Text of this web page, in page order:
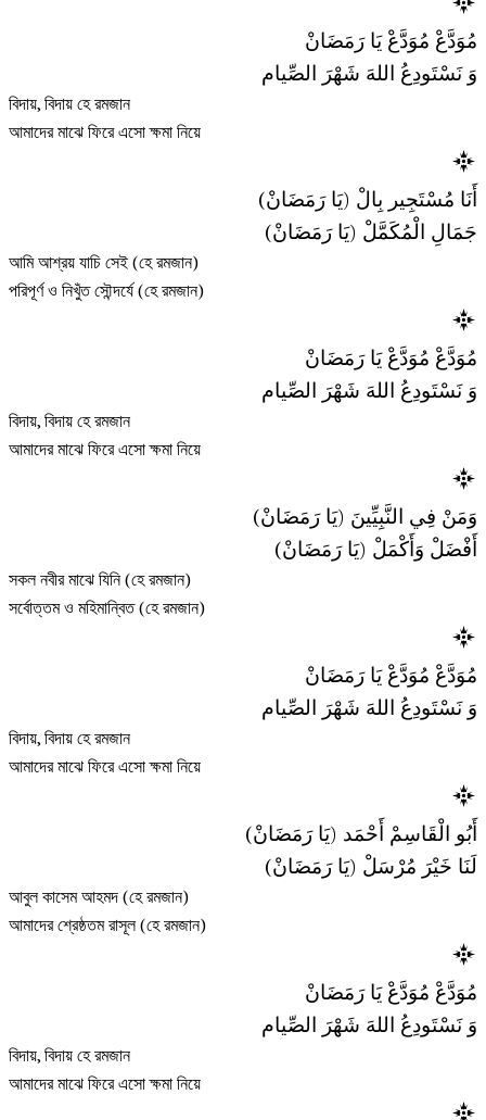
مُوَدَّعْ مُوَدَّعْ يَا رَمَضَانْ
وَ نَسْتَودِعُ اللهَ شَهْرَ الصِّيام
বিদায়, বিদায় হে রমজান
আমাদের মাঝে ফিরে এসো ক্ষমা নিয়ে
أَنَا مُسْتَجِير بِالْ (يَا رَمَضَانْ)
جَمَالِ الْمُكَمَّلْ (يَا رَمَضَانْ)
আমি আশ্রয় যাচি সেই (হে রমজান)
পরিপূর্ণ ও নিখুঁত সৌন্দর্যে (হে রমজান)
مُوَدَّعْ مُوَدَّعْ يَا رَمَضَانْ
وَ نَسْتَودِعُ اللهَ شَهْرَ الصِّيام
বিদায়, বিদায় হে রমজান
আমাদের মাঝে ফিরে এসো ক্ষমা নিয়ে
وَمَنْ فِي النَّبِيِّينَ (يَا رَمَضَانْ)
أَفْضَلْ وَأَكْمَلْ (يَا رَمَضَانْ)
সকল নবীর মাঝে যিনি (হে রমজান)
সর্বোত্তম ও মহিমান্বিত (হে রমজান)
مُوَدَّعْ مُوَدَّعْ يَا رَمَضَانْ
وَ نَسْتَودِعُ اللهَ شَهْرَ الصِّيام
বিদায়, বিদায় হে রমজান
আমাদের মাঝে ফিরে এসো ক্ষমা নিয়ে
أَبُو الْقَاسِمْ أَحْمَد (يَا رَمَضَانْ)
لَنَا خَيْرَ مُرْسَلْ (يَا رَمَضَانْ)
আবুল কাসেম আহমদ (হে রমজান)
আমাদের শ্রেষ্ঠতম রাসূল (হে রমজান)
مُوَدَّعْ مُوَدَّعْ يَا رَمَضَانْ
وَ نَسْتَودِعُ اللهَ شَهْرَ الصِّيام
বিদায়, বিদায় হে রমজান
আমাদের মাঝে ফিরে এসো ক্ষমা নিয়ে